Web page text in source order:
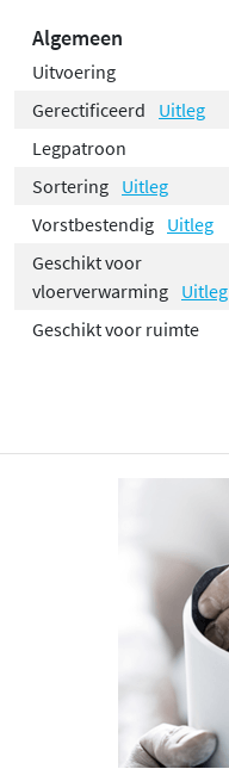
Algemeen
Uitvoering
Gerectificeerd
Uitleg
Legpatroon
Sortering Uitleg
Vorstbestendig Uitleg
Geschikt voor
vloerverwarming Uitleg
Geschikt voor ruimte